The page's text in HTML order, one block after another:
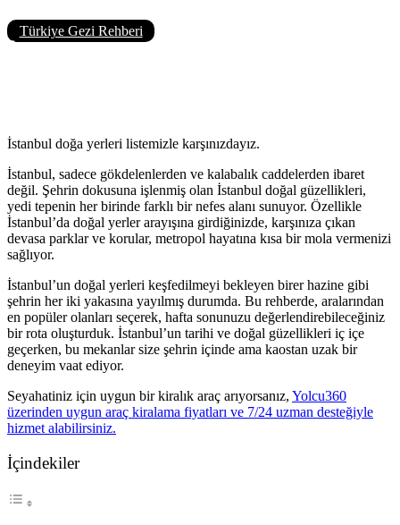
Türkiye Gezi Rehberi
İstanbul doğa yerleri listemizle karşınızdayız.
İstanbul, sadece gökdelenlerden ve kalabalık caddelerden ibaret
değil. Şehrin dokusuna işlenmiş olan İstanbul doğal güzellikleri,
yedi tepenin her birinde farklı bir nefes alanı sunuyor. Özellikle
İstanbul’da doğal yerler arayışına girdiğinizde, karşınıza çıkan
devasa parklar ve korular, metropol hayatına kısa bir mola vermenizi
sağlıyor.
İstanbul’un doğal yerleri keşfedilmeyi bekleyen birer hazine gibi
şehrin her iki yakasına yayılmış durumda. Bu rehberde, aralarından
en popüler olanları seçerek, hafta sonunuzu değerlendirebileceğiniz
bir rota oluşturduk. İstanbul’un tarihi ve doğal güzellikleri iç içe
geçerken, bu mekanlar size şehrin içinde ama kaostan uzak bir
deneyim vaat ediyor.
Seyahatiniz için uygun bir kiralık araç arıyorsanız, Yolcu360
üzerinden uygun araç kiralama fiyatları ve 7/24 uzman desteğiyle
hizmet alabilirsiniz.
İçindekiler